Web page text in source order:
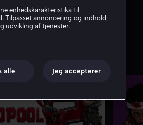
enhedskarakteristika til
Tilpasset annoncering og indhold,
udvikling af tjenester.
alle Jeg accepterer